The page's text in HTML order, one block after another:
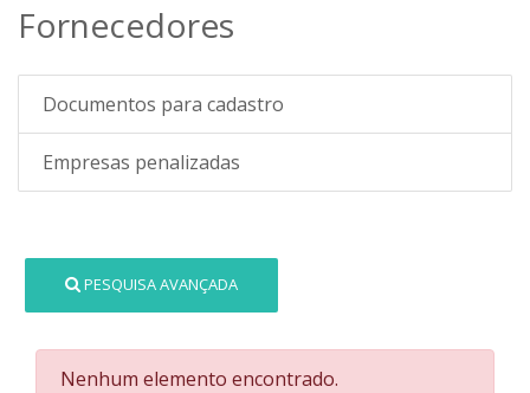
Fornecedores
Documentos para cadastro
Empresas penalizadas
PESQUISA AVANÇADA
Nenhum elemento encontrado.